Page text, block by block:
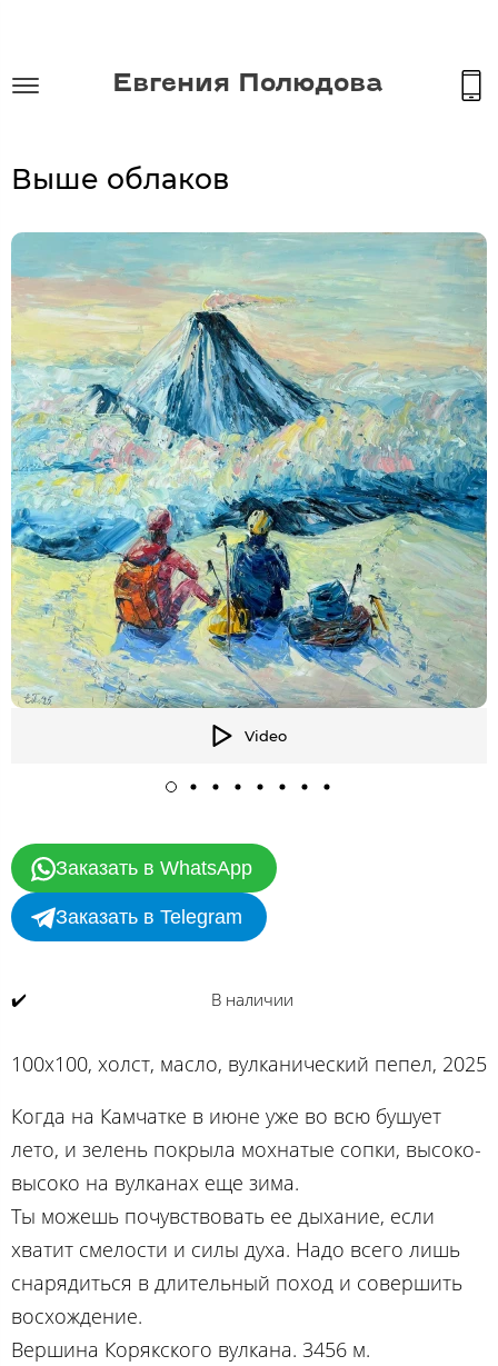
Евгения Полюдова
Выше облаков
Video
Заказать в WhatsApp
Заказать в Telegram
✔️ В наличии
100х100, холст, масло, вулканический пепел, 2025
Когда на Камчатке в июне уже во всю бушует
лето, и зелень покрыла мохнатые сопки, высоко-
высоко на вулканах еще зима.
Ты можешь почувствовать ее дыхание, если
хватит смелости и силы духа. Надо всего лишь
снарядиться в длительный поход и совершить
восхождение.
Вершина Корякского вулкана. 3456 м.